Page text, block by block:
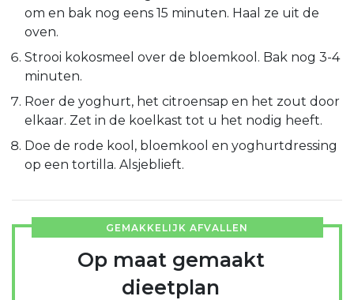
om en bak nog eens 15 minuten. Haal ze uit de
oven.
Strooi kokosmeel over de bloemkool. Bak nog 3-4
minuten.
Roer de yoghurt, het citroensap en het zout door
elkaar. Zet in de koelkast tot u het nodig heeft.
Doe de rode kool, bloemkool en yoghurtdressing
op een tortilla. Alsjeblieft.
GEMAKKELIJK AFVALLEN
Op maat gemaakt
dieetplan